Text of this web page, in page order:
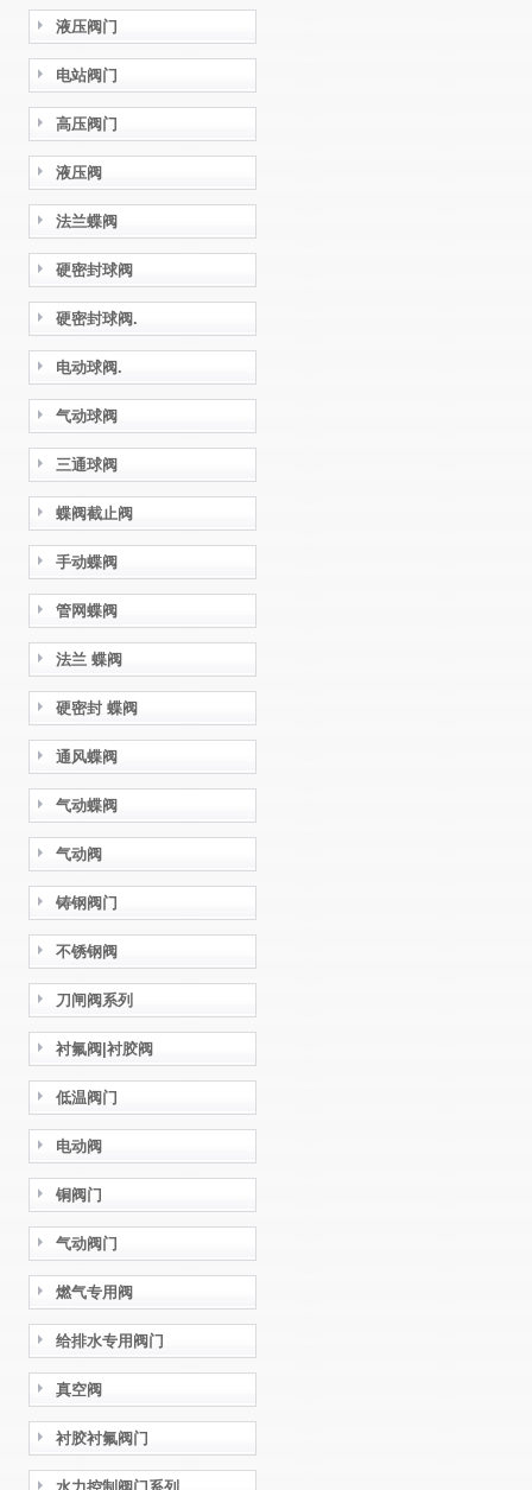
液压阀门
电站阀门
高压阀门
液压阀
法兰蝶阀
硬密封球阀
硬密封球阀.
电动球阀.
气动球阀
三通球阀
蝶阀截止阀
手动蝶阀
管网蝶阀
法兰 蝶阀
硬密封 蝶阀
通风蝶阀
气动蝶阀
气动阀
铸钢阀门
不锈钢阀
刀闸阀系列
衬氟阀|衬胶阀
低温阀门
电动阀
铜阀门
气动阀门
燃气专用阀
给排水专用阀门
真空阀
衬胶衬氟阀门